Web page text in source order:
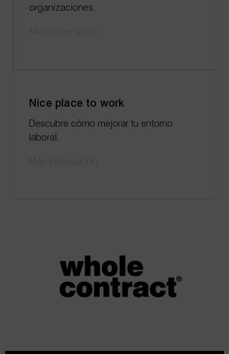
organizaciones.
Nice place to work
Descubre cómo mejorar tu entorno
laboral.